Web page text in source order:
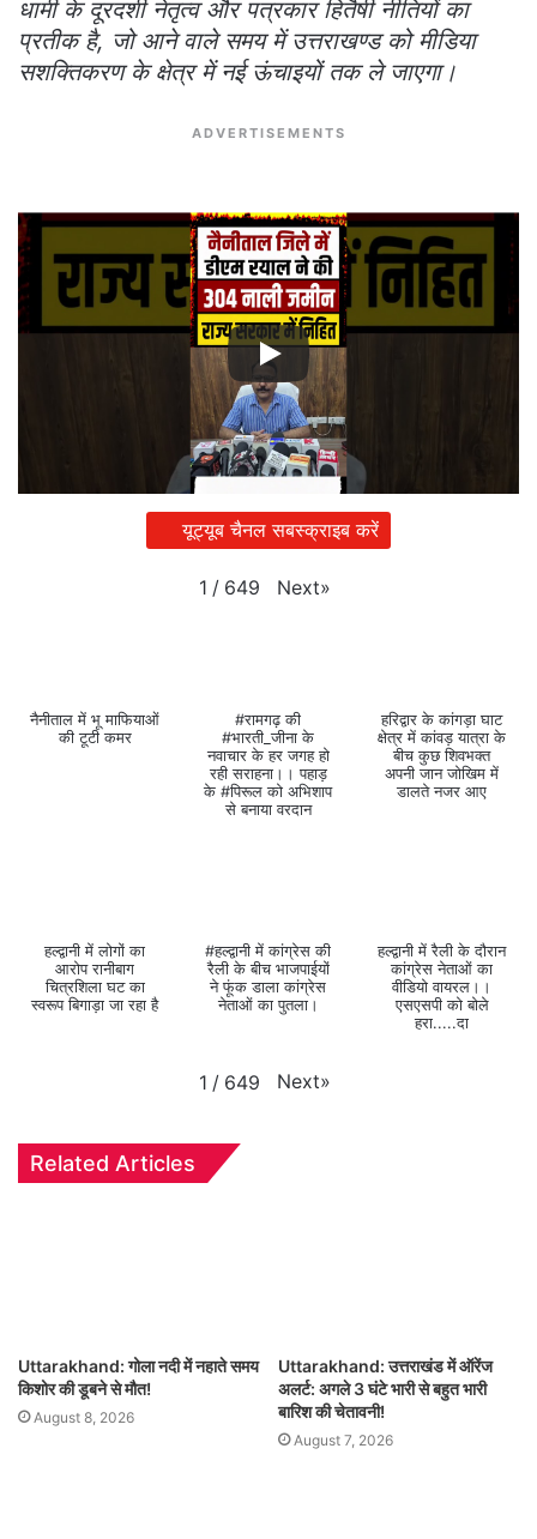
धामी के दूरदर्शी नेतृत्व और पत्रकार हितैषी नीतियों का
प्रतीक है, जो आने वाले समय में उत्तराखण्ड को मीडिया
सशक्तिकरण के क्षेत्र में नई ऊंचाइयों तक ले जाएगा।
ADVERTISEMENTS
यूट्यूब चैनल सबस्क्राइब करें
1 / 649 Next»
नैनीताल में भू माफियाओं
की टूटी कमर
#रामगढ़ की
#भारती_जीना के
नवाचार के हर जगह हो
रही सराहना।। पहाड़
के #पिरूल को अभिशाप
से बनाया वरदान
हरिद्वार के कांगड़ा घाट
क्षेत्र में कांवड़ यात्रा के
बीच कुछ शिवभक्त
अपनी जान जोखिम में
डालते नजर आए
हल्द्वानी में लोगों का
आरोप रानीबाग
चित्रशिला घट का
स्वरूप बिगाड़ा जा रहा है
#हल्द्वानी में कांग्रेस की
रैली के बीच भाजपाईयों
ने फूंक डाला कांग्रेस
नेताओं का पुतला।
हल्द्वानी में रैली के दौरान
कांग्रेस नेताओं का
वीडियो वायरल।।
एसएसपी को बोले
हरा.....दा
1 / 649 Next»
Related Articles
Uttarakhand: गोला नदी में नहाते समय
किशोर की डूबने से मौत!
August 8, 2026
Uttarakhand: उत्तराखंड में ऑरेंज
अलर्ट: अगले 3 घंटे भारी से बहुत भारी
बारिश की चेतावनी!
August 7, 2026